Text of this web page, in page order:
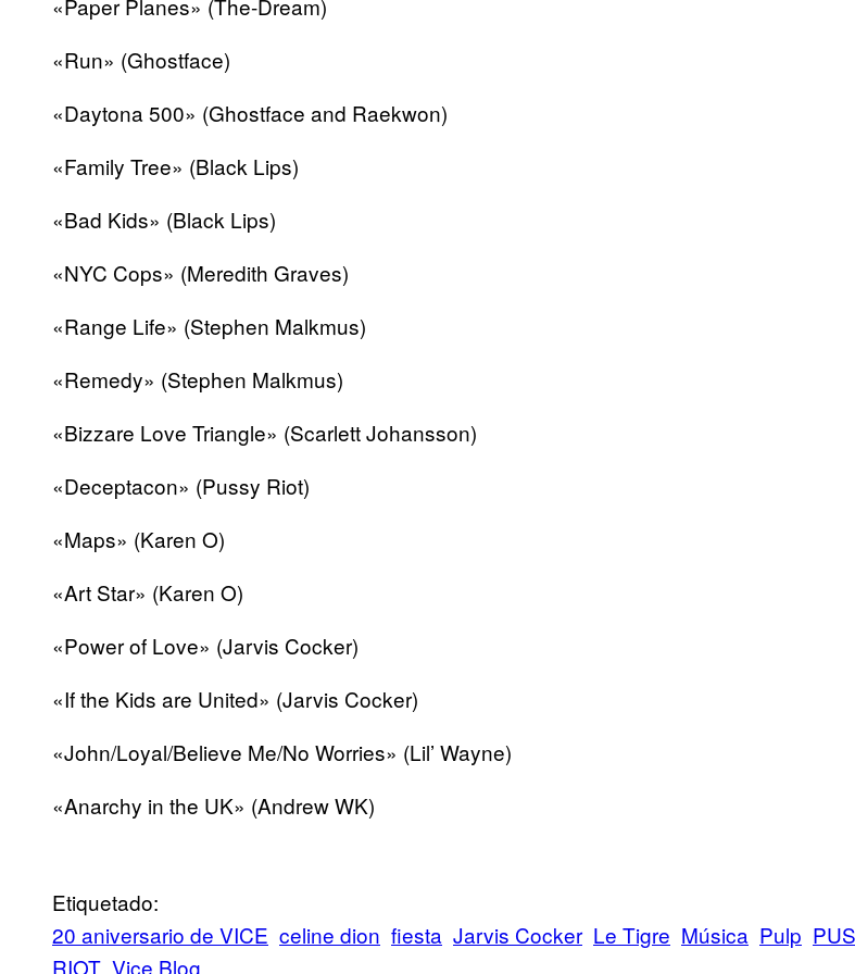
«Run» (Ghostface)
«Daytona 500» (Ghostface and Raekwon)
«Family Tree» (Black Lips)
«Bad Kids» (Black Lips)
«NYC Cops» (Meredith Graves)
«Range Life» (Stephen Malkmus)
«Remedy» (Stephen Malkmus)
«Bizzare Love Triangle» (Scarlett Johansson)
«Deceptacon» (Pussy Riot)
«Maps» (Karen O)
«Art Star» (Karen O)
«Power of Love» (Jarvis Cocker)
«If the Kids are United» (Jarvis Cocker)
«John/Loyal/Believe Me/No Worries» (Lil’ Wayne)
«Anarchy in the UK» (Andrew WK)
Etiquetado:
20 aniversario de VICE celine dion fiesta Jarvis Cocker Le Tigre Música Pulp
RIOT Vice Blog